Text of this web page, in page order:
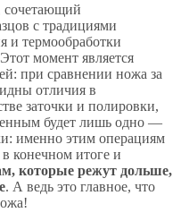
с традициями
и термообработки
момент является
при сравнении ножа за
отличия в
заточки и полировки,
будет лишь одно —
именно этим операциям
конечном итоге и
которые режут дольше,
. А ведь это главное, что